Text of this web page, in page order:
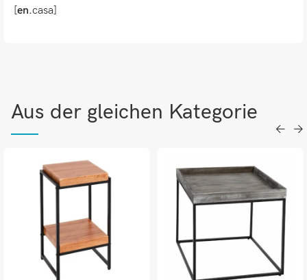
[en.casa]
Aus der gleichen Kategorie